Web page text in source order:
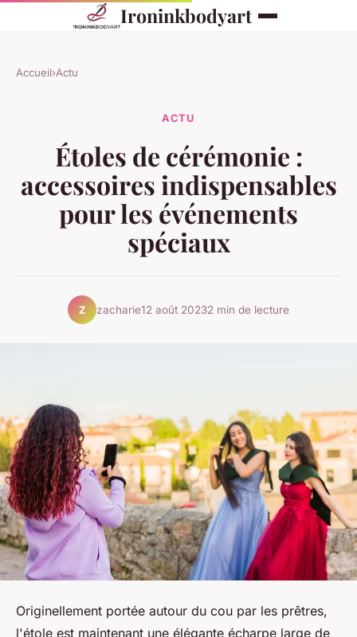
Ironinkbodyart
Accueil›Actu
ACTU
Étoles de cérémonie :
accessoires indispensables
pour les événements
spéciaux
Z zacharie12 août 20232 min de lecture
Originellement portée autour du cou par les prêtres,
l'étole est maintenant une élégante écharpe large de